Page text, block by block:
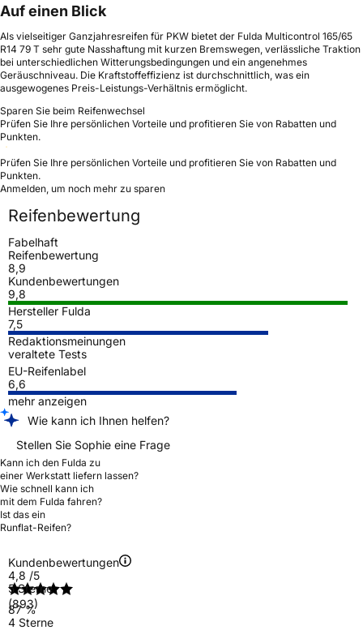
Auf einen Blick
Als vielseitiger Ganzjahresreifen für PKW bietet der Fulda Multicontrol 165/65
R14 79 T sehr gute Nasshaftung mit kurzen Bremswegen, verlässliche Traktion
bei unterschiedlichen Witterungsbedingungen und ein angenehmes
Geräuschniveau. Die Kraftstoffeffizienz ist durchschnittlich, was ein
ausgewogenes Preis-Leistungs-Verhältnis ermöglicht.
Sparen Sie beim Reifenwechsel
Prüfen Sie Ihre persönlichen Vorteile und profitieren Sie von Rabatten und
Punkten.
Prüfen Sie Ihre persönlichen Vorteile und profitieren Sie von Rabatten und
Punkten.
Anmelden, um noch mehr zu sparen
Reifenbewertung
Fabelhaft
Reifenbewertung
8,9
Kundenbewertungen
9,8
Hersteller Fulda
7,5
Redaktionsmeinungen
veraltete Tests
EU-Reifenlabel
6,6
mehr anzeigen
Wie kann ich Ihnen helfen?
Stellen Sie Sophie eine Frage
Kann ich den Fulda zu
einer Werkstatt liefern lassen?
Wie schnell kann ich
mit dem Fulda fahren?
Ist das ein
Runflat-Reifen?
Kundenbewertungen
4,8 /5
(893)
5 Sterne
87 %
4 Sterne